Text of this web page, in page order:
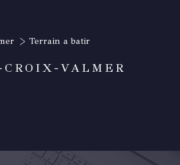
Terrain a batir
VALMER